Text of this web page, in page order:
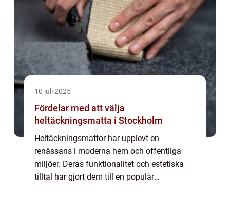
10 juli 2025
Fördelar med att välja
heltäckningsmatta i Stockholm
Heltäckningsmattor har upplevt en
renässans i moderna hem och offentliga
miljöer. Deras funktionalitet och estetiska
tilltal har gjort dem till en populär